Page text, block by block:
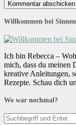
Willkommen bei
Ich bin Rebecca –
mich, dass du meinen
kreative Anleitungen,
Rezepte. Schau dich
Wo war nochmal?